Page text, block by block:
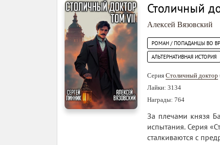
Столичный
Алексей Вязовский
РОМАН / ПОПАДАНЦЫ ВО
АЛЬТЕРНАТИВНАЯ ИСТОРИЯ
Серия Столичный доктор
Лайки: 3134
Награды: 764
За плечами князя
испытания. Серия
сталкиваются с